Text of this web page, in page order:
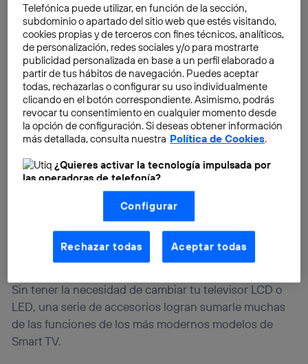
Esta nueva generación de pantallas y Smart TV, con
más de 30 pulgadas de tamaño, se posicionan como
uno de los nuevos formatos de computadoras, con
acceso a Internet, catálogos de series y películas al
instante como Netflix, videoconferencia con Skype y
tantos otros servicios online.
Sin tener la necesidad de cambiar tu televisor LCD o
LED, una serie de accesorios logran sumarle muchas
de las funciones de los más modernos modelos de
Smart TV.
Telefónica puede utilizar, en función de la sección,
subdominio o apartado del sitio web que estés visitando,
cookies propias y de terceros con fines técnicos, analíticos,
de personalización, redes sociales y/o para mostrarte
publicidad personalizada en base a un perfil elaborado a
partir de tus hábitos de navegación. Puedes aceptar
todas, rechazarlas o configurar su uso individualmente
clicando en el botón correspondiente. Asimismo, podrás
revocar tu consentimiento en cualquier momento desde
la opción de configuración. Si deseas obtener información
más detallada, consulta nuestra Política de Cookies.
¿Quieres activar la tecnología impulsada por
las operadoras de telefonía?
Nosotros, Telefónica S.A., utilizamos la tecnología Utiq para
realizar nuestras acciones de marketing digital o análisis
(como se describe en este aviso de consentimiento)
basadas en tu navegación en nuestra(s) web(s)
aquí(solo cuando utilizas una conexión a
internet habilitada , proporcionada por una de las
operadoras de telefonía participantes, y otorgas tu
La tecnología Utiq está diseñada con la privacidad como
prioridad ofreciéndote elección y control.
La tecnología utiliza un identificador cifrado creado por tu
operadora de telefonía
Configurar
Rechazar todas Aceptar todas